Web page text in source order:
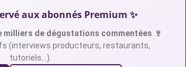
aux abonnés Premium ✨
milliers de dégustations commentées 🍷
(interviews producteurs, restaurants,
tutoriels…).